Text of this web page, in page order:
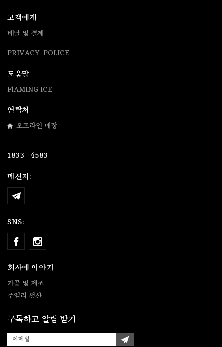
고객에게
배달 및 결제
PRIVACY_POLICE
도움말
FlAMING ICE
연락처
오프라인 매장
1833- 4583
메신저:
SNS:
회사에 이야기
가공 및 제조
주얼리 생산
구독하고 알림 받기